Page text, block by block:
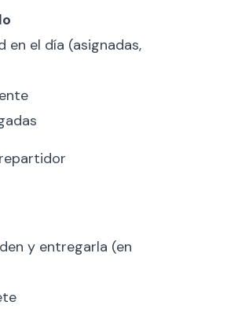
el día (asignadas,
y entregarla (en